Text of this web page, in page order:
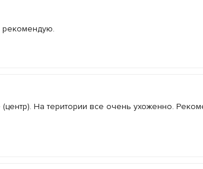
рекомендую.
На територии все очень ухоженно.